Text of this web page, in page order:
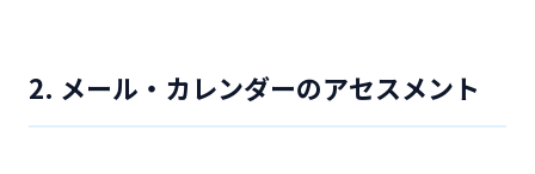
2. メール・カレンダーのアセスメント